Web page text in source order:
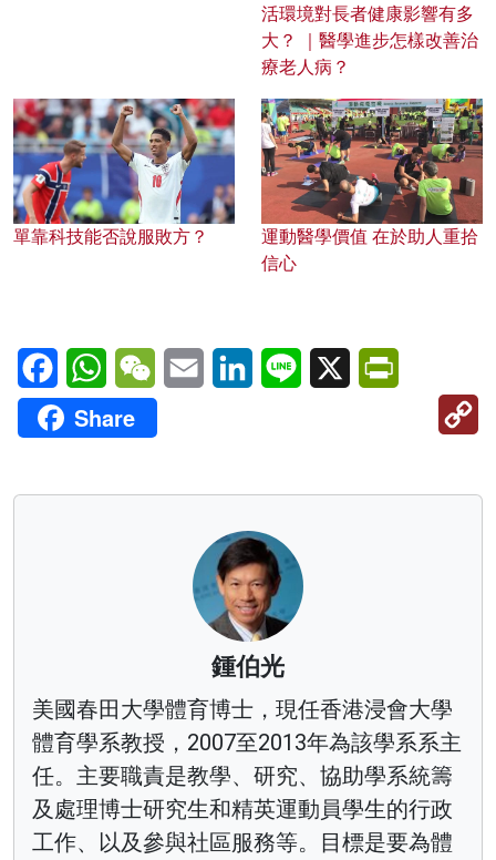
活環境對長者健康影響有多
大？ ｜醫學進步怎樣改善治
療老人病？
單靠科技能否說服敗方？
運動醫學價值 在於助人重拾
信心
FacebookWhatsAppWeChatEmail LinkedInLine X
Share
鍾伯光
美國春田大學體育博士，現任香港浸會大學
體育學系教授，2007至2013年為該學系系主
任。主要職責是教學、研究、協助學系統籌
及處理博士研究生和精英運動員學生的行政
工作、以及參與社區服務等。目標是要為體